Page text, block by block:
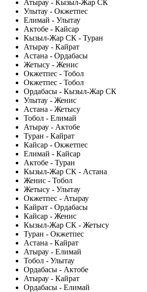
Атырау - Кызыл-Жар СК
Улытау - Окжетпес
Елимай - Улытау
Актобе - Кайсар
Кызыл-Жар СК - Туран
Атырау - Кайрат
Астана - Ордабасы
Жетысу - Женис
Окжетпес - Тобол
Окжетпес - Тобол
Ордабасы - Кызыл-Жар СК
Улытау - Женис
Астана - Жетысу
Тобол - Елимай
Атырау - Актобе
Туран - Кайрат
Кайсар - Окжетпес
Елимай - Кайсар
Актобе - Туран
Кызыл-Жар СК - Астана
Женис - Тобол
Жетысу - Улытау
Окжетпес - Атырау
Кайрат - Ордабасы
Кайсар - Женис
Кызыл-Жар СК - Жетысу
Туран - Окжетпес
Астана - Кайрат
Атырау - Елимай
Тобол - Улытау
Ордабасы - Актобе
Атырау - Кайрат
Ордабасы - Елимай